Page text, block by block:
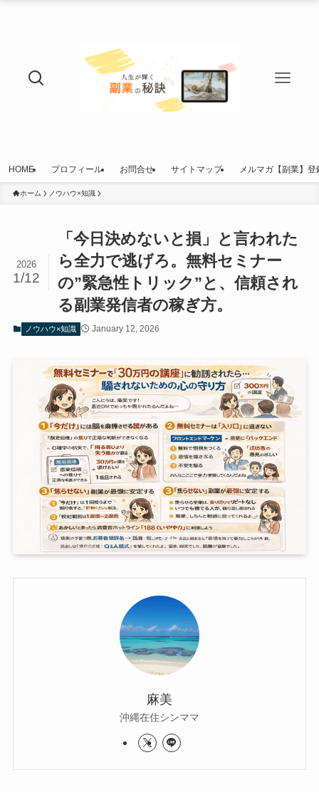
HOME プロフィール お問合せ サイトマップ メルマガ【副業】登
ホーム ノウハウ×知識
「今日決めないと損」と言われた
ら全力で逃げろ。無料セミナー
の”緊急性トリック”と、信頼され
る副業発信者の稼ぎ方。
2026
1/12
ノウハウ×知識 January 12, 2026
麻美
沖縄在住シンママ